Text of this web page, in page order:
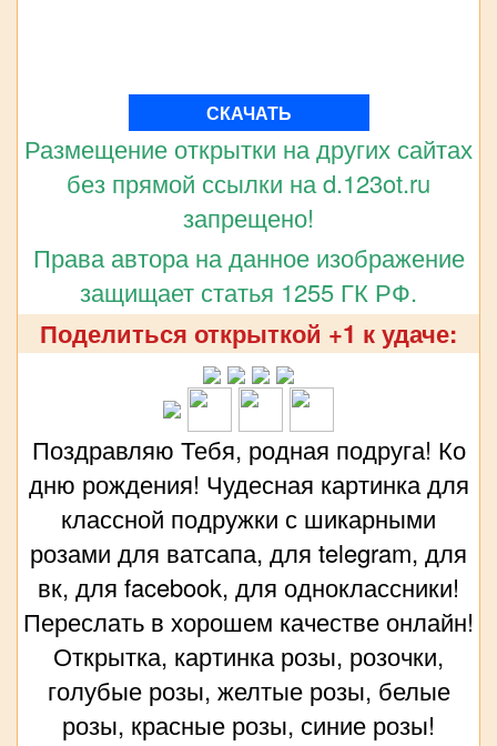
СКАЧАТЬ
Размещение открытки на других сайтах
без прямой ссылки на d.123ot.ru
запрещено!
Права автора на данное изображение
защищает статья 1255 ГК РФ.
Поделиться открыткой +1 к удаче:
Поздравляю Тебя, родная подруга! Ко
дню рождения! Чудесная картинка для
классной подружки с шикарными
розами для ватсапа, для telegram, для
вк, для facebook, для одноклассники!
Переслать в хорошем качестве онлайн!
Открытка, картинка розы, розочки,
голубые розы, желтые розы, белые
розы, красные розы, синие розы!